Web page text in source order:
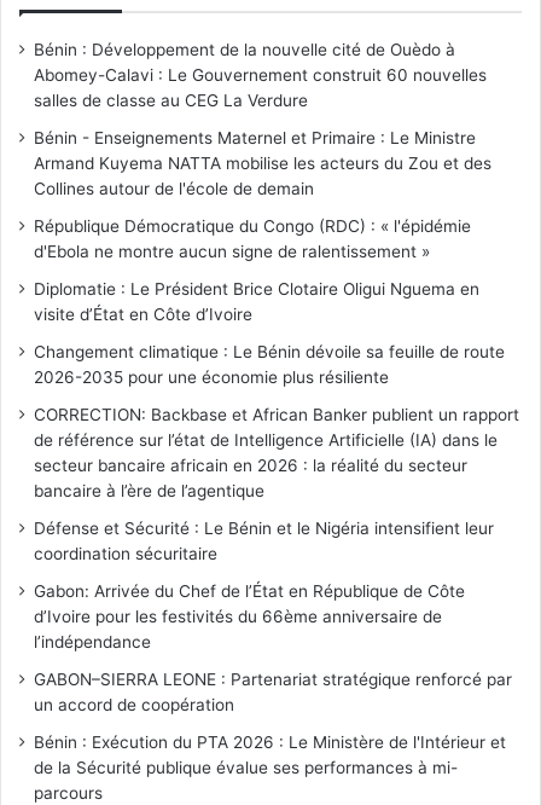
Bénin : Développement de la nouvelle cité de Ouèdo à
Abomey-Calavi : Le Gouvernement construit 60 nouvelles
salles de classe au CEG La Verdure
Bénin - Enseignements Maternel et Primaire : Le Ministre
Armand Kuyema NATTA mobilise les acteurs du Zou et des
Collines autour de l'école de demain
République Démocratique du Congo (RDC) : « l'épidémie
d'Ebola ne montre aucun signe de ralentissement »
Diplomatie : Le Président Brice Clotaire Oligui Nguema en
visite d’État en Côte d’Ivoire
Changement climatique : Le Bénin dévoile sa feuille de route
2026-2035 pour une économie plus résiliente
CORRECTION: Backbase et African Banker publient un rapport
de référence sur l’état de Intelligence Artificielle (IA) dans le
secteur bancaire africain en 2026 : la réalité du secteur
bancaire à l’ère de l’agentique
Défense et Sécurité : Le Bénin et le Nigéria intensifient leur
coordination sécuritaire
Gabon: Arrivée du Chef de l’État en République de Côte
d’Ivoire pour les festivités du 66ème anniversaire de
l’indépendance
GABON–SIERRA LEONE : Partenariat stratégique renforcé par
un accord de coopération
Bénin : Exécution du PTA 2026 : Le Ministère de l'Intérieur et
de la Sécurité publique évalue ses performances à mi-
parcours